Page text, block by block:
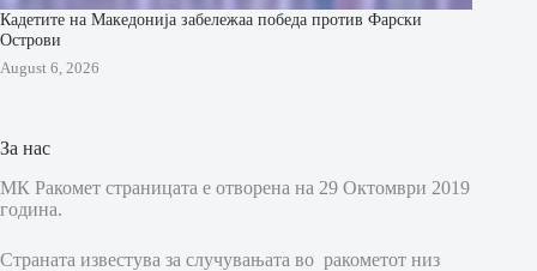
Кадетите на Македонија забележаа победа против Фарски
Острови
August 6, 2026
За нас
МК Ракомет страницата е отворена на 29 Октомври 2019
година.
Страната известува за случувањата во ракометот низ